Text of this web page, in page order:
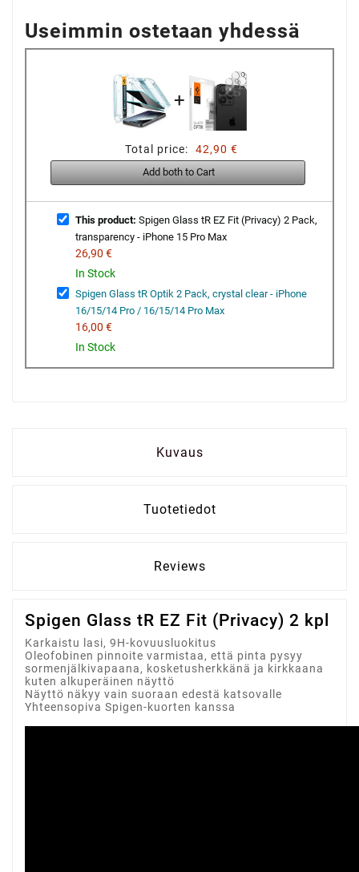
Useimmin ostetaan yhdessä
+
Total price: 42,90 €
Add both to Cart
This product: Spigen Glass tR EZ Fit (Privacy) 2 Pack,
transparency - iPhone 15 Pro Max
26,90 €
In Stock
Spigen Glass tR Optik 2 Pack, crystal clear - iPhone
16/15/14 Pro / 16/15/14 Pro Max
16,00 €
In Stock
Kuvaus
Tuotetiedot
Reviews
Spigen Glass tR EZ Fit (Privacy) 2 kpl
Karkaistu lasi, 9H-kovuusluokitus
Oleofobinen pinnoite varmistaa, että pinta pysyy
sormenjälkivapaana, kosketusherkkänä ja kirkkaana
kuten alkuperäinen näyttö
Näyttö näkyy vain suoraan edestä katsovalle
Yhteensopiva Spigen-kuorten kanssa